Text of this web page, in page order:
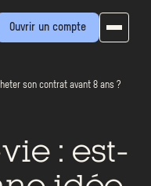
Ouvrir un compte
son contrat avant 8 ans ?
: est-